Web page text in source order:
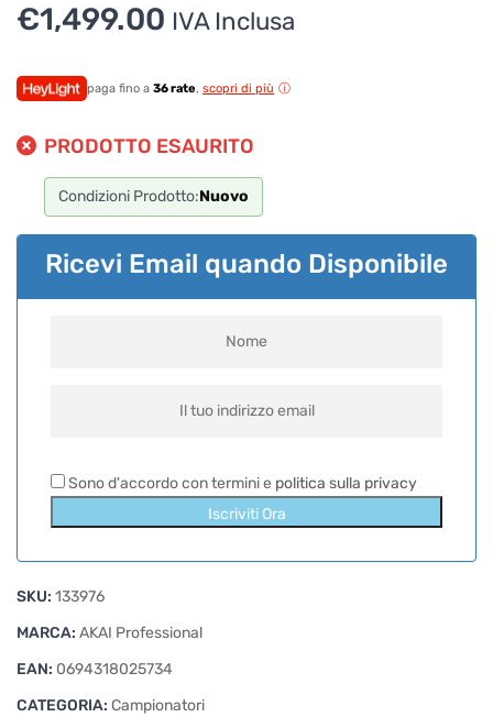
€1,499.00 IVA Inclusa
paga fino a 36 rate, scopri di più
PRODOTTO ESAURITO
Condizioni Prodotto:Nuovo
Ricevi Email quando Disponibile
Sono d'accordo con termini e politica sulla privacy
Iscriviti Ora
SKU: 133976
MARCA: AKAI Professional
EAN: 0694318025734
CATEGORIA: Campionatori